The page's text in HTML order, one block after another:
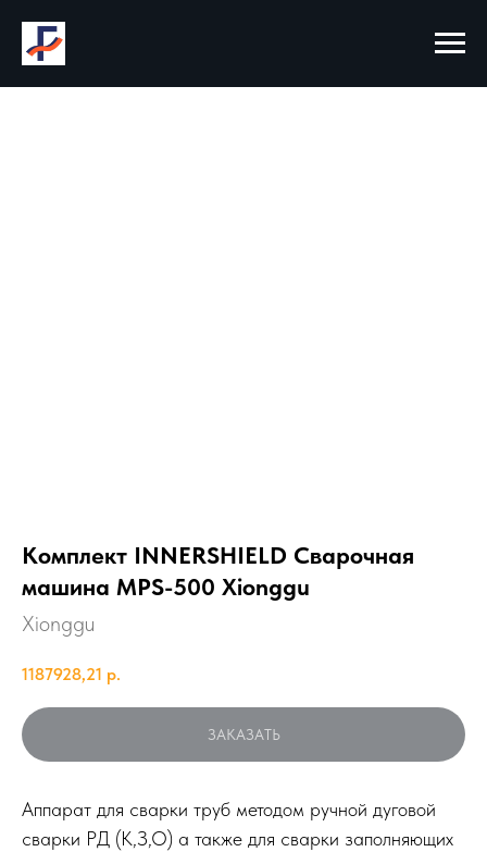
Комплект INNERSHIELD Сварочная
машина MPS-500 Xionggu
Xionggu
1187928,21 р.
ЗАКАЗАТЬ
Аппарат для сварки труб методом ручной дуговой
сварки РД (К,З,О) а также для сварки заполняющих